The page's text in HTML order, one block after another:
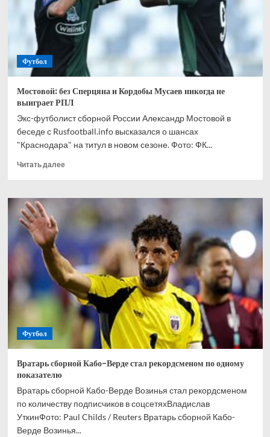
в
матче
Канада
Марокко
Футбол
Мостовой: без Сперцяна и Кордобы Мусаев никогда не
выиграет РПЛ
Экс-футболист сборной России Александр Мостовой в
беседе с Rusfootball.info высказался о шансах
"Краснодара" на титул в новом сезоне. Фото: ФК...
Читать далееПрочитать
Мостовой:
Сперцяна
Кордобы
Мусаев
никогда
не
выиграет
РПЛ
Футбол
Вратарь сборной Кабо-Верде стал рекордсменом по одному
показателю
Вратарь сборной Кабо-Верде Возинья стал рекордсменом
по количеству подписчиков в соцсетяхВладислав
УткинФото: Paul Childs / Reuters Вратарь сборной Кабо-
Верде Возинья...